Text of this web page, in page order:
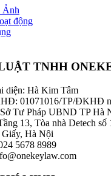
Ảnh
động
TNHH
diện: Hà Kim Tâm
01071016/TP/ĐKHĐ
Tư Pháp UBND TP Hà
13, Tòa nhà Detech số
Giấy, Hà Nội
5678 8989